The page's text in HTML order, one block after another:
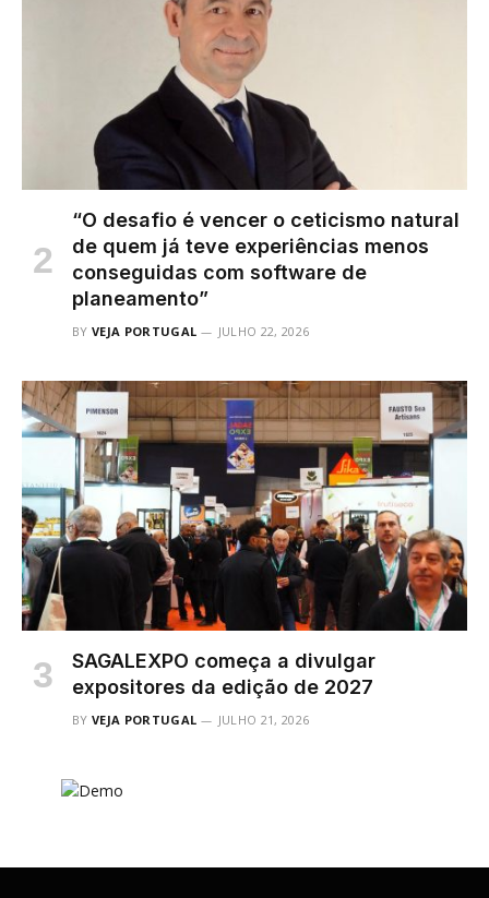
“O desafio é vencer o ceticismo natural
de quem já teve experiências menos
conseguidas com software de
planeamento”
BY VEJA PORTUGAL JULHO 22, 2026
SAGALEXPO começa a divulgar
expositores da edição de 2027
BY VEJA PORTUGAL JULHO 21, 2026